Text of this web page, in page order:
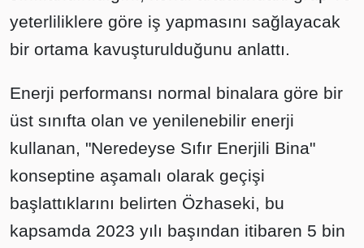
yeterliliklere göre iş yapmasını sağlayacak
bir ortama kavuşturulduğunu anlattı.
Enerji performansı normal binalara göre bir
üst sınıfta olan ve yenilenebilir enerji
kullanan, "Neredeyse Sıfır Enerjili Bina"
konseptine aşamalı olarak geçişi
başlattıklarını belirten Özhaseki, bu
kapsamda 2023 yılı başından itibaren 5 bin